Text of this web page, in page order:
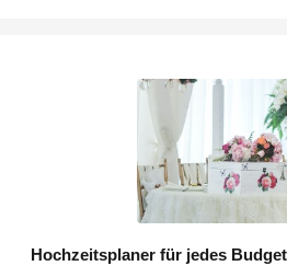
Hochzeitsplaner für jedes